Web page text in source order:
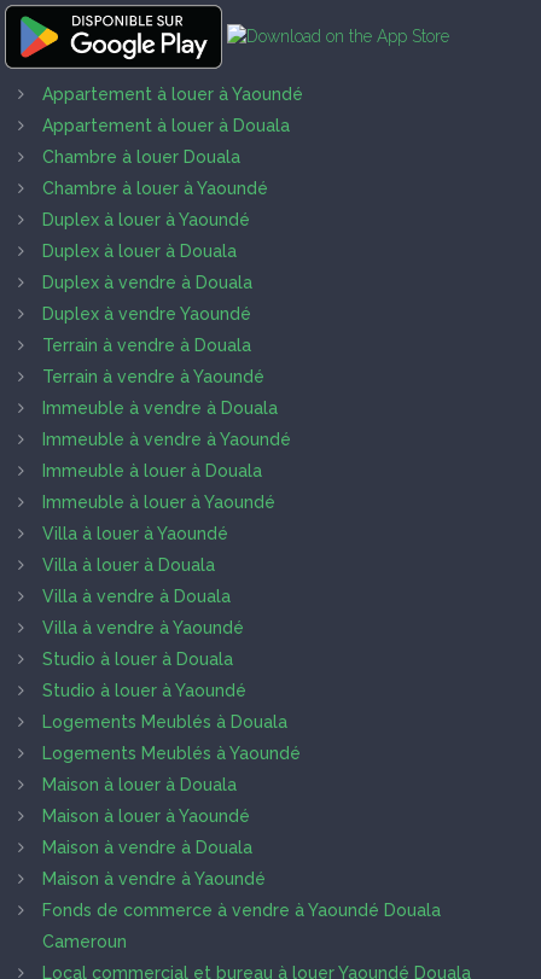
Appartement à louer à Yaoundé
Appartement à louer à Douala
Chambre à louer Douala
Chambre à louer à Yaoundé
Duplex à louer à Yaoundé
Duplex à louer à Douala
Duplex à vendre à Douala
Duplex à vendre Yaoundé
Terrain à vendre à Douala
Terrain à vendre à Yaoundé
Immeuble à vendre à Douala
Immeuble à vendre à Yaoundé
Immeuble à louer à Douala
Immeuble à louer à Yaoundé
Villa à louer à Yaoundé
Villa à louer à Douala
Villa à vendre à Douala
Villa à vendre à Yaoundé
Studio à louer à Douala
Studio à louer à Yaoundé
Logements Meublés à Douala
Logements Meublés à Yaoundé
Maison à louer à Douala
Maison à louer à Yaoundé
Maison à vendre à Douala
Maison à vendre à Yaoundé
Fonds de commerce à vendre à Yaoundé Douala
Cameroun
Local commercial et bureau à louer Yaoundé Douala